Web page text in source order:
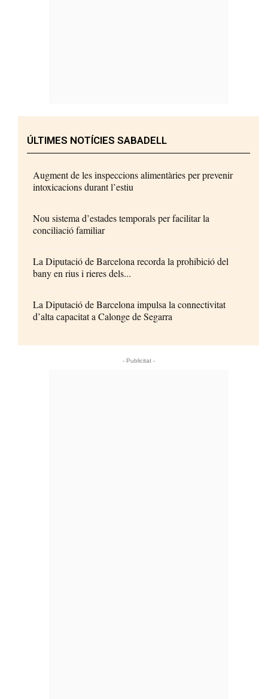
ÚLTIMES NOTÍCIES SABADELL
Augment de les inspeccions alimentàries per prevenir
intoxicacions durant l’estiu
Nou sistema d’estades temporals per facilitar la
conciliació familiar
La Diputació de Barcelona recorda la prohibició del
bany en rius i rieres dels...
La Diputació de Barcelona impulsa la connectivitat
d’alta capacitat a Calonge de Segarra
- Publicitat -